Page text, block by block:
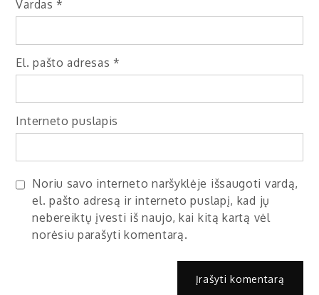
Vardas *
El. pašto adresas *
Interneto puslapis
Noriu savo interneto naršyklėje išsaugoti vardą,
el. pašto adresą ir interneto puslapį, kad jų
nebereiktų įvesti iš naujo, kai kitą kartą vėl
norėsiu parašyti komentarą.